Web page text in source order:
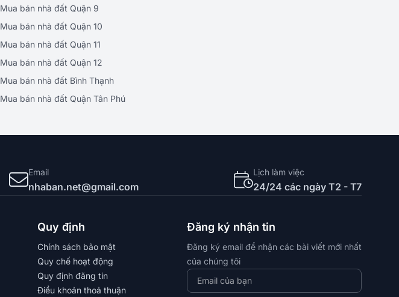
Mua bán nhà đất Quận 9
Mua bán nhà đất Quận 10
Mua bán nhà đất Quận 11
Mua bán nhà đất Quận 12
Mua bán nhà đất Bình Thạnh
Mua bán nhà đất Quận Tân Phú
Email
nhaban.net@gmail.com
Lịch làm việc
24/24 các ngày T2 - T7
Quy định
Chính sách bảo mật
Quy chế hoạt động
Quy định đăng tin
Điều khoản thoả thuận
Đăng ký nhận tin
Đăng ký email để nhận các bài viết mới nhất
của chúng tôi